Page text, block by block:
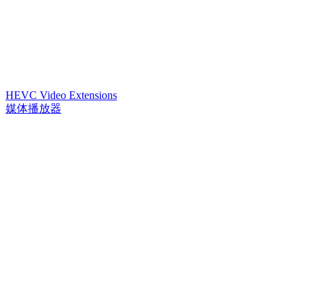
HEVC Video Extensions
媒体播放器